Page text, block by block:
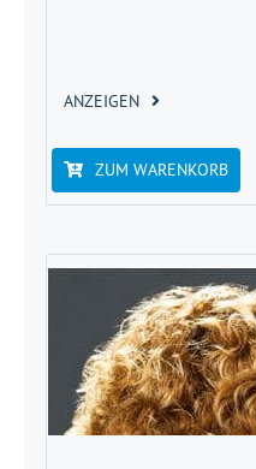
ANZEIGEN
ZUM WARENKORB